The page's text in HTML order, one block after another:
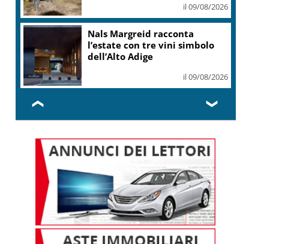
il 09/08/2026
Nals Margreid racconta
l’estate con tre vini simbolo
dell’Alto Adige
il 09/08/2026
❮ ❯